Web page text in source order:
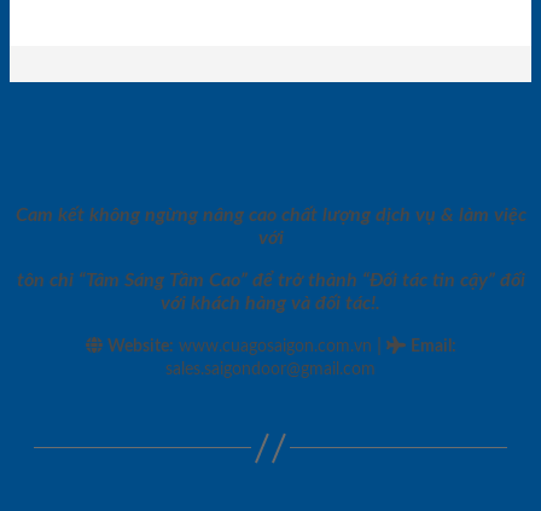
Cam kết không ngừng nâng cao chất lượng dịch vụ & làm việc
với
tôn chỉ “Tâm Sáng Tầm Cao” để trở thành “Đối tác tin cậy” đối
với khách hàng và đối tác!.
Website: www.cuagosaigon.com.vn Email :
sales.saigondoor@gmail.com